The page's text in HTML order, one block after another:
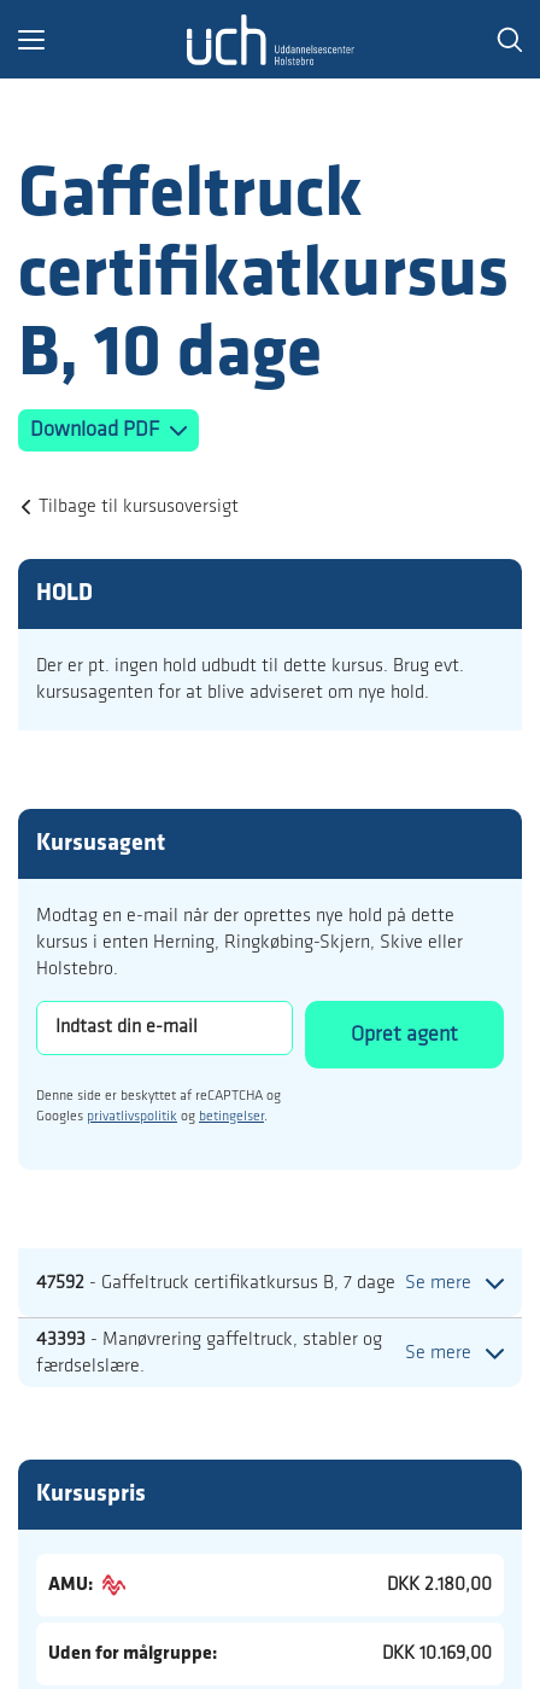
Toggle
Gaffeltruck
certifikatkursus
B, 10 dage
Download PDF
Tilbage til kursusoversigt
HOLD
Der er pt. ingen hold udbudt til dette kursus. Brug evt.
kursusagenten for at blive adviseret om nye hold.
Kursusagent
Modtag en e-mail når der oprettes nye hold på dette
kursus i enten Herning, Ringkøbing-Skjern, Skive eller
Holstebro.
Opret agent
Denne side er beskyttet af reCAPTCHA og
Googles privatlivspolitik og betingelser.
47592 - Gaffeltruck certifikatkursus B, 7 dage Se mere
43393 - Manøvrering gaffeltruck, stabler og
færdselslære.
Se mere
Kursuspris
AMU: DKK 2.180,00
Uden for målgruppe: DKK 10.169,00